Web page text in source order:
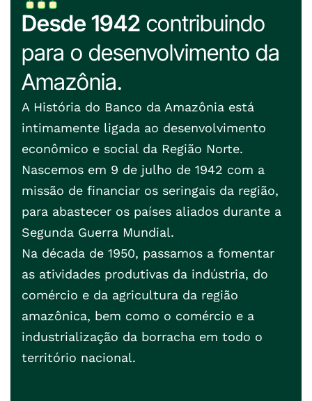
Desde 1942 contribuindo
para o desenvolvimento da
Amazônia.
A História do Banco da Amazônia está
intimamente ligada ao desenvolvimento
econômico e social da Região Norte.
Nascemos em 9 de julho de 1942 com a
missão de financiar os seringais da região,
para abastecer os países aliados durante a
Segunda Guerra Mundial.
Na década de 1950, passamos a fomentar
as atividades produtivas da indústria, do
comércio e da agricultura da região
amazônica, bem como o comércio e a
industrialização da borracha em todo o
território nacional.